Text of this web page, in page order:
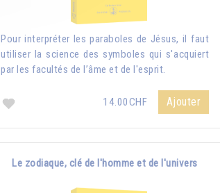
Pour interpréter les paraboles de Jésus, il faut
utiliser la science des symboles qui s'acquiert
par les facultés de l’âme et de l'esprit.
14.00CHF Ajouter
Le zodiaque, clé de l'homme et de l'univers